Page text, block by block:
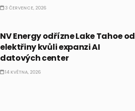
3 ČERVENCE, 2026
NV Energy odřízne Lake Tahoe od
elektřiny kvůli expanzi AI
datových center
14 KVĚTNA, 2026